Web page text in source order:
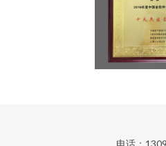
电话：